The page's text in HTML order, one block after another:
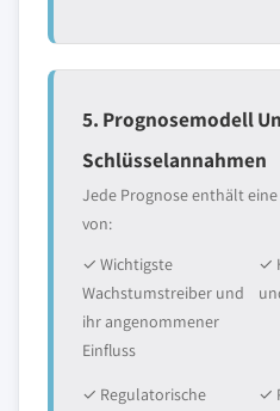
5. Prognosemodell
Schlüsselannahmen
Jede Prognose enthält
von:
✓ Wichtigste
Wachstumstreiber und
ihr angenommener
Einfluss
✓
✓ Regulatorische
✓